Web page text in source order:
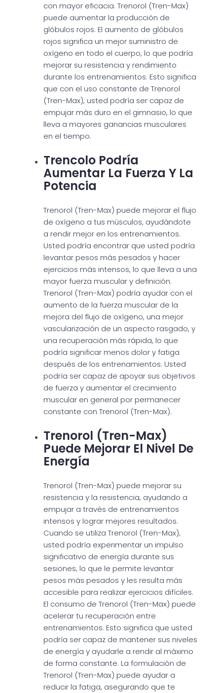
con mayor eficacia. Trenorol (Tren-Max)
puede aumentar la producción de
glóbulos rojos. El aumento de glóbulos
rojos significa un mejor suministro de
oxígeno en todo el cuerpo, lo que podría
mejorar su resistencia y rendimiento
durante los entrenamientos. Esto significa
que con el uso constante de Trenorol
(Tren-Max), usted podría ser capaz de
empujar más duro en el gimnasio, lo que
lleva a mayores ganancias musculares
en el tiempo.
Trencolo Podría
Aumentar La Fuerza Y La
Potencia
Trenorol (Tren-Max) puede mejorar el flujo
de oxígeno a tus músculos, ayudándote
a rendir mejor en los entrenamientos.
Usted podría encontrar que usted podría
levantar pesos más pesados y hacer
ejercicios más intensos, lo que lleva a una
mayor fuerza muscular y definición.
Trenorol (Tren-Max) podría ayudar con el
aumento de la fuerza muscular de la
mejora del flujo de oxígeno, una mejor
vascularización de un aspecto rasgado, y
una recuperación más rápida, lo que
podría significar menos dolor y fatiga
después de los entrenamientos. Usted
podría ser capaz de apoyar sus objetivos
de fuerza y aumentar el crecimiento
muscular en general por permanecer
constante con Trenorol (Tren-Max).
Trenorol (Tren-Max)
Puede Mejorar El Nivel De
Energía
Trenorol (Tren-Max) puede mejorar su
resistencia y la resistencia, ayudando a
empujar a través de entrenamientos
intensos y lograr mejores resultados.
Cuando se utiliza Trenorol (Tren-Max),
usted podría experimentar un impulso
significativo de energía durante sus
sesiones, lo que le permite levantar
pesos más pesados y les resulta más
accesible para realizar ejercicios difíciles.
El consumo de Trenorol (Tren-Max) puede
acelerar tu recuperación entre
entrenamientos. Esto significa que usted
podría ser capaz de mantener sus niveles
de energía y ayudarle a rendir al máximo
de forma constante. La formulación de
Trenorol (Tren-Max) puede ayudar a
reducir la fatiga, asegurando que te